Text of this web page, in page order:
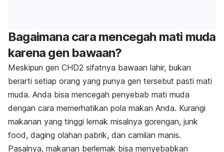
Bagaimana cara mencegah mati muda
karena gen bawaan?
Meskipun gen CHD2 sifatnya bawaan lahir, bukan
berarti setiap orang yang punya gen tersebut pasti mati
muda. Anda bisa mencegah penyebab mati muda
dengan cara memerhatikan pola makan Anda. Kurangi
makanan yang tinggi lemak misalnya gorengan, junk
food, daging olahan pabrik, dan camilan manis.
Pasalnya, makanan berlemak bisa menyebabkan